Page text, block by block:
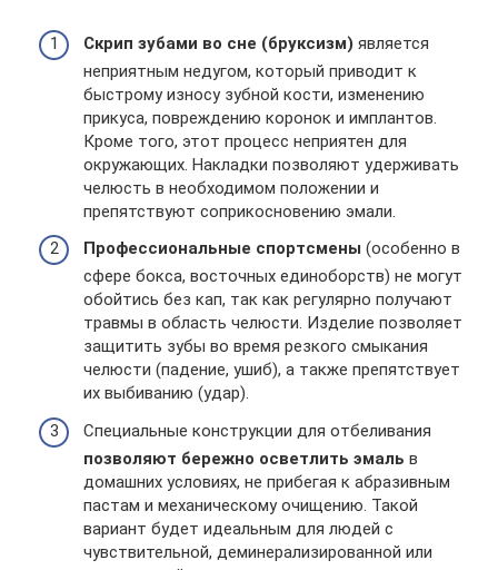
Скрип зубами во сне (бруксизм) является
неприятным недугом, который приводит к
быстрому износу зубной кости, изменению
прикуса, повреждению коронок и имплантов.
Кроме того, этот процесс неприятен для
окружающих. Накладки позволяют удерживать
челюсть в необходимом положении и
препятствуют соприкосновению эмали.
Профессиональные спортсмены (особенно в
сфере бокса, восточных единоборств) не могут
обойтись без кап, так как регулярно получают
травмы в область челюсти. Изделие позволяет
защитить зубы во время резкого смыкания
челюсти (падение, ушиб), а также препятствует
их выбиванию (удар).
Специальные конструкции для отбеливания
позволяют бережно осветлить эмаль в
домашних условиях, не прибегая к абразивным
пастам и механическому очищению. Такой
вариант будет идеальным для людей с
чувствительной, деминерализированной или